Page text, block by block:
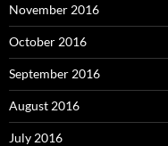
November 2016
October 2016
September 2016
August 2016
July 2016